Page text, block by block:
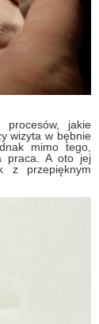
procesów, jakie
wizyta w bębnie
mimo tego,
praca. A oto jej
z przepięknym